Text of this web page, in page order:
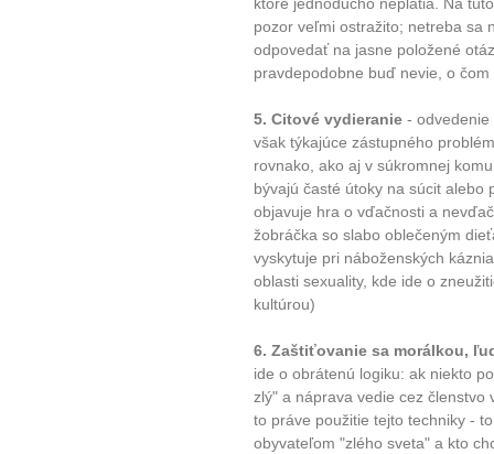
pozor veľmi ostražito; netreba sa
odpovedať na jasne položené
pravdepodobne buď nevie, o
5. Citové vydieranie - odvedenie
však týkajúce zástupného
rovnako, ako aj v súkromnej
bývajú časté útoky na súcit alebo
objavuje hra o vďačnosti a
žobráčka so slabo oblečeným
vyskytuje pri náboženských
oblasti sexuality, kde ide o
kultúrou)
6. Zaštiťovanie sa morálkou,
ide o obrátenú logiku: ak niekto
zlý" a náprava vedie cez členstvo
to práve použitie tejto techniky -
obyvateľom "zlého sveta" a kto